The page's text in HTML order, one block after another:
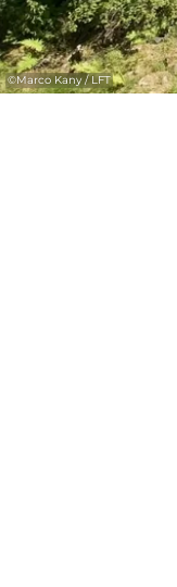
©Marco Kany / LFT